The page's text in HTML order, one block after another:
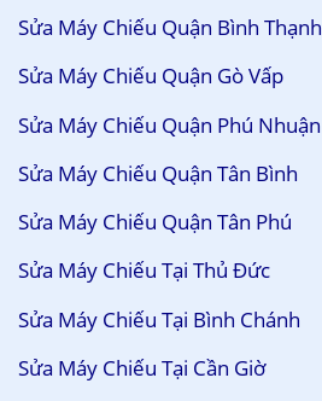
Sửa Máy Chiếu Quận Bình Thạnh
Sửa Máy Chiếu Quận Gò Vấp
Sửa Máy Chiếu Quận Phú Nhuận
Sửa Máy Chiếu Quận Tân Bình
Sửa Máy Chiếu Quận Tân Phú
Sửa Máy Chiếu Tại Thủ Đức
Sửa Máy Chiếu Tại Bình Chánh
Sửa Máy Chiếu Tại Cần Giờ